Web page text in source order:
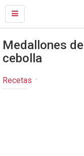
Medallones
cebolla
Recetas